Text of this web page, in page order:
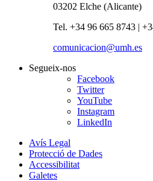
03202 Elche (Alicante)
Tel. +34 96 665 8743 |
comunicacion@umh.es
Segueix-nos
Facebook
Twitter
YouTube
Instagram
LinkedIn
Avís Legal
Protecció de Dades
Accessibilitat
Galetes